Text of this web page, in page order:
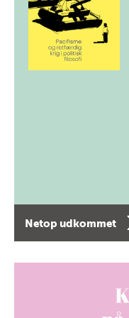
Netop udkommet